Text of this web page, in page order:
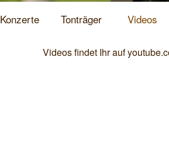
Konzerte Tonträger Videos
Videos findet Ihr auf